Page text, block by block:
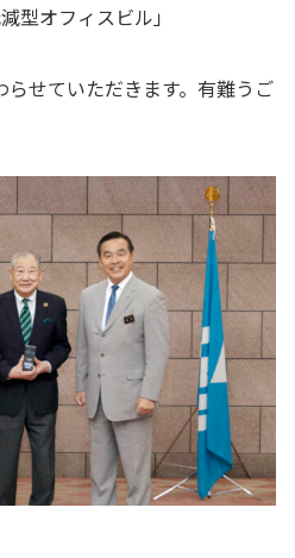
型オフィスビル」
らせていただきます。有難うご